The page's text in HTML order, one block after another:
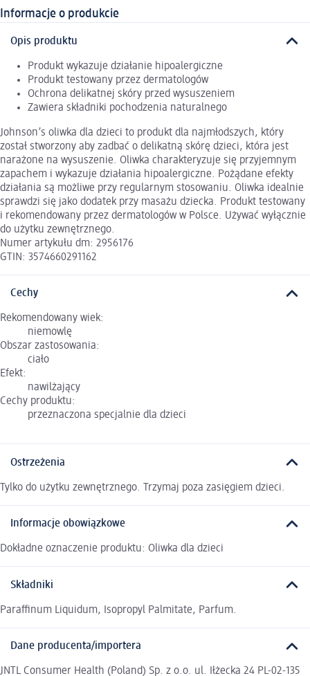
Informacje o produkcie
Opis produktu
Produkt wykazuje działanie hipoalergiczne
Produkt testowany przez dermatologów
Ochrona delikatnej skóry przed wysuszeniem
Zawiera składniki pochodzenia naturalnego
Johnson’s oliwka dla dzieci to produkt dla najmłodszych, który
został stworzony aby zadbać o delikatną skórę dzieci, która jest
narażone na wysuszenie. Oliwka charakteryzuje się przyjemnym
zapachem i wykazuje działania hipoalergiczne. Pożądane efekty
działania są możliwe przy regularnym stosowaniu. Oliwka idealnie
sprawdzi się jako dodatek przy masażu dziecka. Produkt testowany
i rekomendowany przez dermatologów w Polsce. Używać wyłącznie
do użytku zewnętrznego.
Numer artykułu dm: 2956176
GTIN: 3574660291162
Cechy
Rekomendowany wiek:
niemowlę
Obszar zastosowania:
ciało
Efekt:
nawilżający
Cechy produktu:
przeznaczona specjalnie dla dzieci
Ostrzeżenia
Tylko do użytku zewnętrznego. Trzymaj poza zasięgiem dzieci.
Informacje obowiązkowe
Dokładne oznaczenie produktu: Oliwka dla dzieci
Składniki
Paraffinum Liquidum, Isopropyl Palmitate, Parfum.
Dane producenta/importera
JNTL Consumer Health (Poland) Sp. z o.o. ul. Iłżecka 24 PL-02-135